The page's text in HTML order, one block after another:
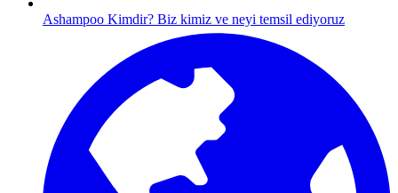
Ashampoo Kimdir? Biz kimiz ve neyi temsil ediyoruz